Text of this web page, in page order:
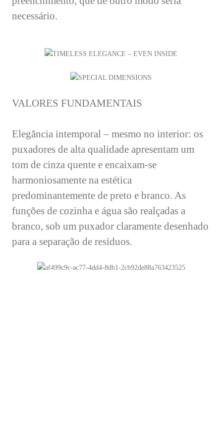
necessário.
VALORES FUNDAMENTAIS
Elegância intemporal – mesmo no interior: os
puxadores de alta qualidade apresentam um
tom de cinza quente e encaixam-se
harmoniosamente na estética
predominantemente de preto e branco. As
funções de cozinha e água são realçadas a
branco, sob um puxador claramente desenhado
para a separação de resíduos.